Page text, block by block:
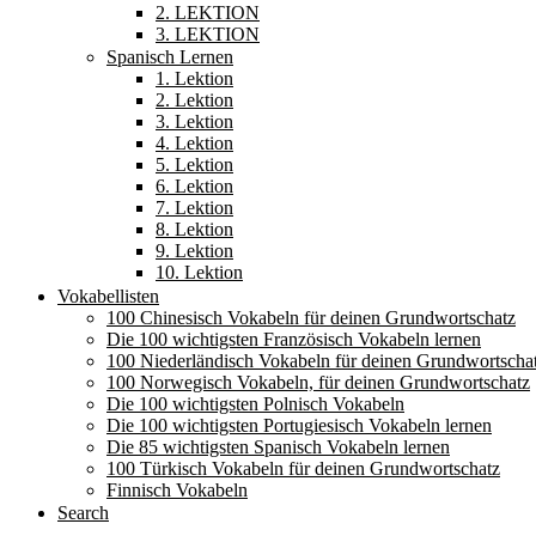
2. LEKTION
3. LEKTION
Spanisch Lernen
1. Lektion
2. Lektion
3. Lektion
4. Lektion
5. Lektion
6. Lektion
7. Lektion
8. Lektion
9. Lektion
10. Lektion
Vokabellisten
100 Chinesisch Vokabeln für deinen Grundwortschatz
Die 100 wichtigsten Französisch Vokabeln lernen
100 Niederländisch Vokabeln für deinen
100 Norwegisch Vokabeln, für deinen Grundwortschatz
Die 100 wichtigsten Polnisch Vokabeln
Die 100 wichtigsten Portugiesisch Vokabeln lernen
Die 85 wichtigsten Spanisch Vokabeln lernen
100 Türkisch Vokabeln für deinen Grundwortschatz
Finnisch Vokabeln
Search